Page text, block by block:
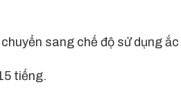
sang chế độ sử dụng ắc
tiếng.